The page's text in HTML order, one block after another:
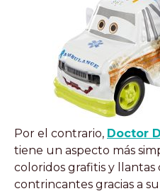
Por el contrario, Doctor
tiene un aspecto más
coloridos grafitis y llantas
contrincantes gracias a